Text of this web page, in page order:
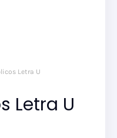
Letra U
Letra U